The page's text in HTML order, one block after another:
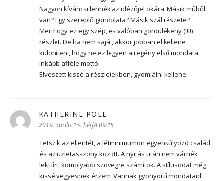
Nagyon kíváncsi lennék az idézőjel okára. Másik műből
van? Egy szereplő gondolata? Másik szál részete?
Merthogy ez egy szép, és valóban gördülékeny (!!!!)
részlet. De ha nem saját, akkor jobban el kellene
különíteni, hogy ne ez legyen a regény első mondata,
inkább afféle mottó.
Elveszett kissé a részletekben, gyomlálni kellene.
KATHERINE POLL
2019. április 15. hétfő 09:15
Tetszik az ellentét, a létminimumon egyensúlyozó család,
és az üzletasszony között. A nyitás után nem várnék
lektűrt, komolyabb szövegre számítok. A stílusodat még
kissé vegyesnek érzem. Vannak gyönyörű mondataid,